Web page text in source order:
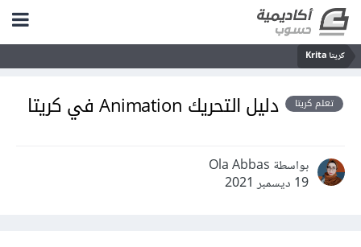
كريتا Krita
تعلم كريتا دليل التحريك Animation في كريتا
بواسطة Ola Abbas
19 ديسمبر 2021